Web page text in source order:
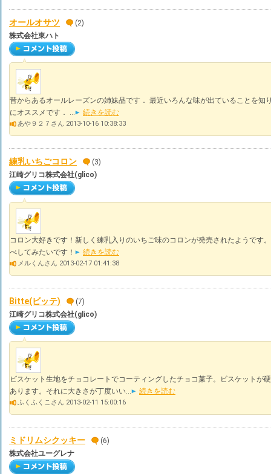
オールオサツ
(2)
株式会社東ハト
昔からあるオールレーズンの姉妹品です． 最近いろんな味が出ていることを知
にオススメです． ...
続きを読む
あや９２７さん 2013-10-16 10:38:33
練乳いちごコロン
(3)
江崎グリコ株式会社(glico)
コロン大好きです！新しく練乳入りのいちご味のコロンが発売されたようです
べしてみたいです！
続きを読む
メルくんさん 2013-02-17 01:41:38
Bitte(ビッテ)
(7)
江崎グリコ株式会社(glico)
ビスケット生地をチョコレートでコーティングしたチョコ菓子。ビスケットが
あります。それに大きさが丁度いい...
続きを読む
ふくふくこさん 2013-02-11 15:00:16
ミドリムシクッキー
(6)
株式会社ユーグレナ